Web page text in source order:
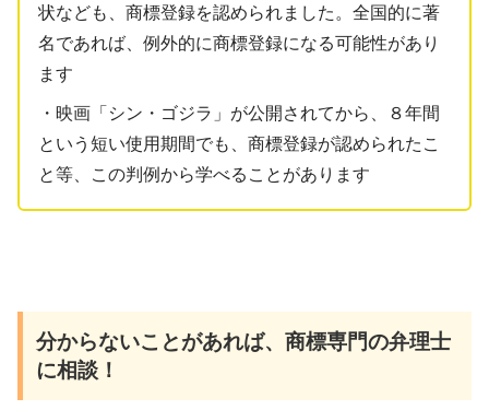
状なども、商標登録を認められました。全国的に著
名であれば、例外的に商標登録になる可能性があり
ます
・映画「シン・ゴジラ」が公開されてから、８年間
という短い使用期間でも、商標登録が認められたこ
と等、この判例から学べることがあります
分からないことがあれば、商標専門の弁理士
に相談！